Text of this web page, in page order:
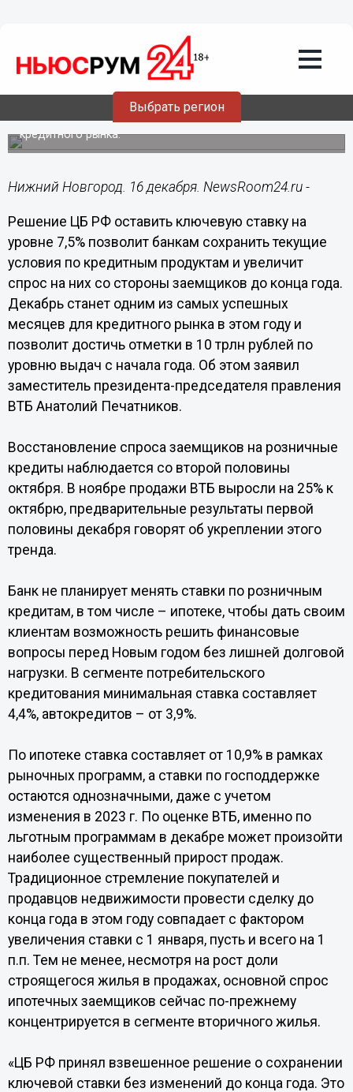
Выбрать регион
ВТБ: сохранение ключевой ставки
увеличит активность заемщиков до
конца года
Декабрь станет одним из самых успешных месяцев для
кредитного рынка.
Нижний Новгород. 16 декабря. NewsRoom24.ru -
Решение ЦБ РФ оставить ключевую ставку на
уровне 7,5% позволит банкам сохранить текущие
условия по кредитным продуктам и увеличит
спрос на них со стороны заемщиков до конца года.
Декабрь станет одним из самых успешных
месяцев для кредитного рынка в этом году и
позволит достичь отметки в 10 трлн рублей по
уровню выдач с начала года. Об этом заявил
заместитель президента-председателя правления
ВТБ Анатолий Печатников.
Восстановление спроса заемщиков на розничные
кредиты наблюдается со второй половины
октября. В ноябре продажи ВТБ выросли на 25% к
октябрю, предварительные результаты первой
половины декабря говорят об укреплении этого
тренда.
Банк не планирует менять ставки по розничным
кредитам, в том числе – ипотеке, чтобы дать своим
клиентам возможность решить финансовые
вопросы перед Новым годом без лишней долговой
нагрузки. В сегменте потребительского
кредитования минимальная ставка составляет
4,4%, автокредитов – от 3,9%.
По ипотеке ставка составляет от 10,9% в рамках
рыночных программ, а ставки по господдержке
остаются однозначными, даже с учетом
изменения в 2023 г. По оценке ВТБ, именно по
льготным программам в декабре может произойти
наиболее существенный прирост продаж.
Традиционное стремление покупателей и
продавцов недвижимости провести сделку до
конца года в этом году совпадает с фактором
увеличения ставки с 1 января, пусть и всего на 1
п.п. Тем не менее, несмотря на рост доли
строящегося жилья в продажах, основной спрос
ипотечных заемщиков сейчас по-прежнему
концентрируется в сегменте вторичного жилья.
«ЦБ РФ принял взвешенное решение о сохранении
ключевой ставки без изменений до конца года. Это